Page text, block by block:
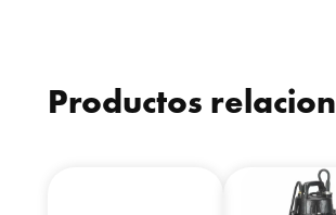
Productos